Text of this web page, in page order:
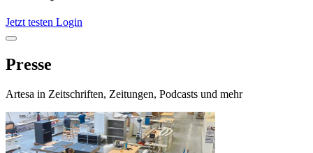
Jetzt testen Login
Presse
Artesa in Zeitschriften, Zeitungen, Podcasts und mehr